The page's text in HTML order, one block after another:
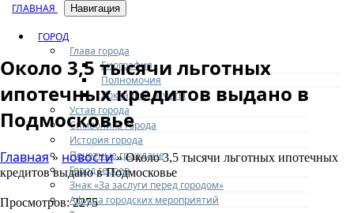
ГЛАВНАЯ Навигация
ГОРОД
Глава города
Биография
Полномочия
Доклады и отчеты
Устав города
Символика города
История города
Почетные граждане
Город героев
Знак «За заслуги перед городом»
Афиша городских мероприятий
Около 3,5 тысячи льготных
ипотечных кредитов выдано в
Подмосковье
Главная» новости» Около 3,5 тысячи льготных ипотечных
кредитов выдано в Подмосковье
Просмотров: 2275